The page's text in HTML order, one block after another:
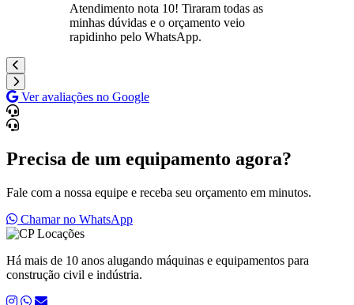
Atendimento nota 10! Tiraram todas as
minhas dúvidas e o orçamento veio
rapidinho pelo WhatsApp.
Ver avaliações no Google
Precisa de um equipamento agora?
Fale com a nossa equipe e receba seu orçamento em minutos.
Chamar no WhatsApp
Há mais de 10 anos alugando máquinas e equipamentos para
construção civil e indústria.